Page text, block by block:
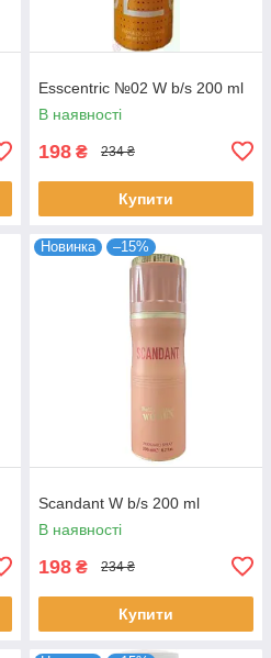
Esscentric №02 W b/s 200 ml
В наявності
198 ₴ 234 ₴
Купити
Новинка –15%
Scandant W b/s 200 ml
В наявності
198 ₴ 234 ₴
Купити